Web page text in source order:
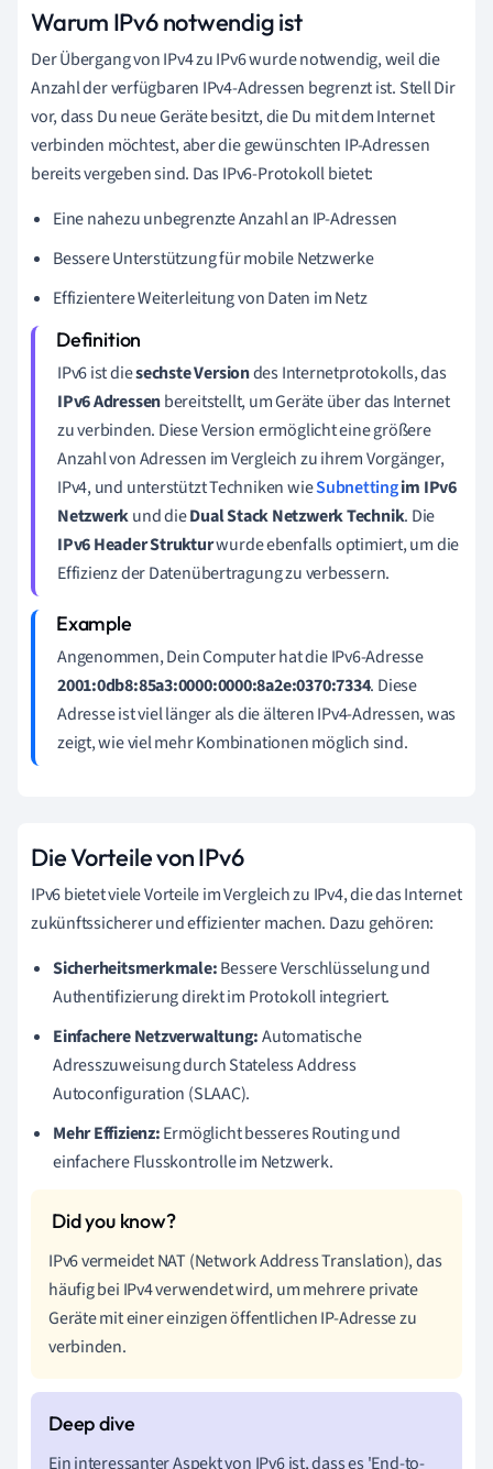
Warum IPv6 notwendig ist
Der Übergang von IPv4 zu IPv6 wurde notwendig, weil die
Anzahl der verfügbaren IPv4-Adressen begrenzt ist. Stell Dir
vor, dass Du neue Geräte besitzt, die Du mit dem Internet
verbinden möchtest, aber die gewünschten IP-Adressen
bereits vergeben sind. Das IPv6-Protokoll bietet:
Eine nahezu unbegrenzte Anzahl an IP-Adressen
Bessere Unterstützung für mobile Netzwerke
Effizientere Weiterleitung von Daten im Netz
IPv6 ist diesechste Versiondes Internetprotokolls, das
IPv6 Adressenbereitstellt, um Geräte über das Internet
zu verbinden. Diese Version ermöglicht eine größere
Anzahl von Adressen im Vergleich zu ihrem Vorgänger,
IPv4, und unterstützt Techniken wieSubnettingim IPv6
Netzwerkund dieDual Stack Netzwerk Technik. Die
IPv6 Header Strukturwurde ebenfalls optimiert, um die
Effizienz der Datenübertragung zu verbessern.
Angenommen, Dein Computer hat die IPv6-Adresse
2001:0db8:85a3:0000:0000:8a2e:0370:7334. Diese
Adresse ist viel länger als die älteren IPv4-Adressen, was
zeigt, wie viel mehr Kombinationen möglich sind.
Die Vorteile von IPv6
IPv6 bietet viele Vorteile im Vergleich zu IPv4, die das Internet
zukünftssicherer und effizienter machen. Dazu gehören:
Sicherheitsmerkmale:Bessere Verschlüsselung und
Authentifizierung direkt im Protokoll integriert.
Einfachere Netzverwaltung:Automatische
Adresszuweisung durch Stateless Address
Autoconfiguration (SLAAC).
Mehr Effizienz:Ermöglicht besseres Routing und
einfachere Flusskontrolle im Netzwerk.
IPv6 vermeidet NAT (Network Address Translation), das
häufig bei IPv4 verwendet wird, um mehrere private
Geräte mit einer einzigen öffentlichen IP-Adresse zu
verbinden.
Ein interessanter Aspekt von IPv6 ist, dass es 'End-to-